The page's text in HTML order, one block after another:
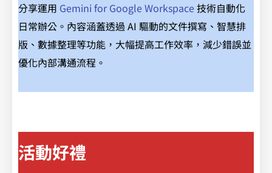
分享運用 Gemini for Google Workspace技術自動化
日常辦公。內容涵蓋透過 AI 驅動的文件撰寫、智慧排
版、數據整理等功能，大幅提高工作效率，減少錯誤並
優化內部溝通流程。
活動好禮